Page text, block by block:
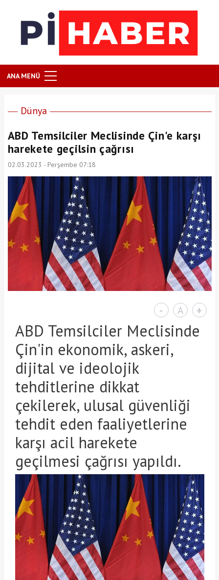
ANA MENÜ
Dünya
ABD Temsilciler Meclisinde Çin'e karşı
harekete geçilsin çağrısı
02.03.2023 - Perşembe 07:18
- A +
ABD Temsilciler Meclisinde
Çin'in ekonomik, askeri,
dijital ve ideolojik
tehditlerine dikkat
çekilerek, ulusal güvenliği
tehdit eden faaliyetlerine
karşı acil harekete
geçilmesi çağrısı yapıldı.